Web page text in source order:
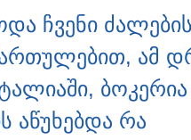
ჩვენი ძალების
ამ
ბოკერია
აწუხებდა რა